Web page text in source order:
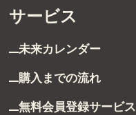
サービス
未来カレンダー
購入までの流れ
無料会員登録サービス
お客様の声
お客様の声一覧
採用情報